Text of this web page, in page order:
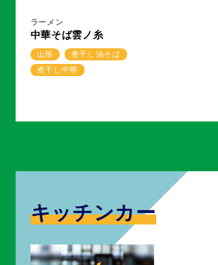
ラーメン
中華そば雲ノ糸
山形
煮干し油そば
煮干し中華
キッチンカー